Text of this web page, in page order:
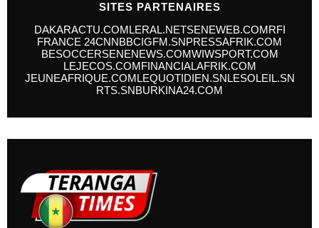
SITES PARTENAIRES
DAKARACTU.COMLERAL.NETSENEWEB.COMRFI
FRANCE 24CNNBBCIGFM.SNPRESSAFRIK.COM
BESOCCERSENENEWS.COMWIWSPORT.COM
LEJECOS.COMFINANCIALAFRIK.COM
JEUNEAFRIQUE.COMLEQUOTIDIEN.SNLESOLEIL.SN
RTS.SNBURKINA24.COM